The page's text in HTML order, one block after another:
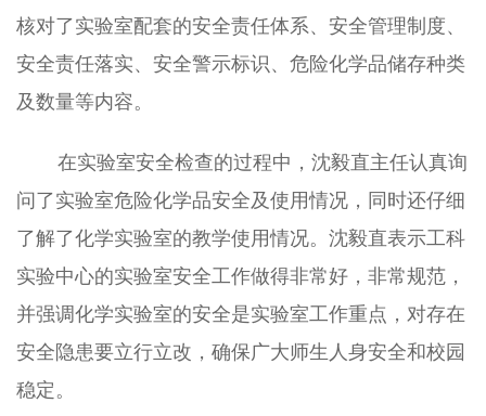
核对了实验室配套的安全责任体系、安全管理制度、
安全责任落实、安全警示标识、危险化学品储存种类
及数量等内容。
在实验室安全检查的过程中，沈毅直主任认真询
问了实验室危险化学品安全及使用情况，同时还仔细
了解了化学实验室的教学使用情况。沈毅直表示工科
实验中心的实验室安全工作做得非常好，非常规范，
并强调化学实验室的安全是实验室工作重点，对存在
安全隐患要立行立改，确保广大师生人身安全和校园
稳定。